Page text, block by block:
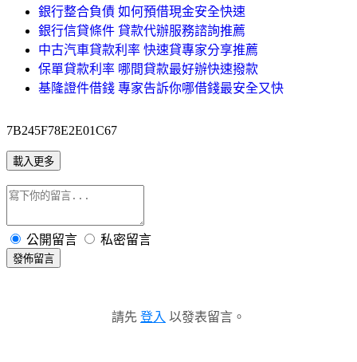
銀行整合負債 如何預借現金安全快速
銀行信貸條件 貸款代辦服務諮詢推薦
中古汽車貸款利率 快速貸專家分享推薦
保單貸款利率 哪間貸款最好辦快速撥款
基隆證件借錢 專家告訴你哪借錢最安全又快
7B245F78E2E01C67
載入更多
公開留言 私密留言
發佈留言
請先 登入 以發表留言。